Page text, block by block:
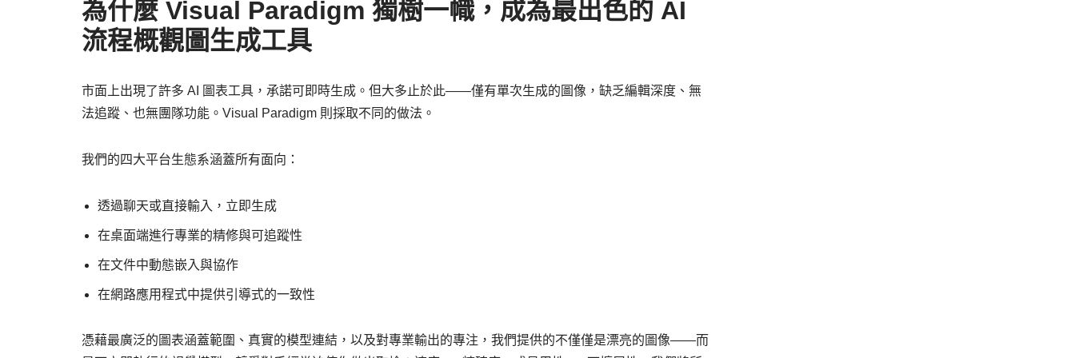
為什麼 Visual Paradigm 獨樹一幟，成為最出色的 AI
流程概觀圖生成工具
市面上出現了許多 AI 圖表工具，承諾可即時生成。但大多止於此——僅有單次生成的圖像，缺乏編輯深度、無
法追蹤、也無團隊功能。Visual Paradigm 則採取不同的做法。
我們的四大平台生態系涵蓋所有面向：
透過聊天或直接輸入，立即生成
在桌面端進行專業的精修與可追蹤性
在文件中動態嵌入與協作
在網路應用程式中提供引導式的一致性
憑藉最廣泛的圖表涵蓋範圍、真實的模型連結，以及對專業輸出的專注，我們提供的不僅僅是漂亮的圖像——而